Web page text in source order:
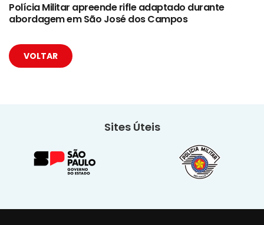
Polícia Militar apreende rifle adaptado durante
abordagem em São José dos Campos
VOLTAR
Sites Úteis